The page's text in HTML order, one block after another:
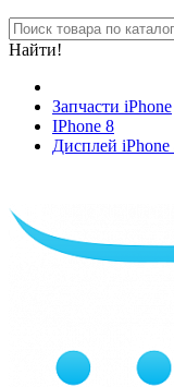
Найти!
Запчасти iPhone
IPhone 8
Дисплей